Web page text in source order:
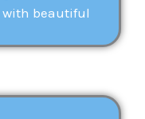
with beautiful